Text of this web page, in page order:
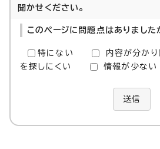
聞かせください。
このページに問題点はありました
特にない 内容が分かり
を探しにくい
情報が少ない
送信